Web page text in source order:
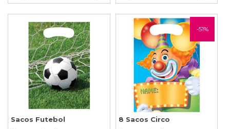
Sacos Futebol
-51%
8 Sacos Circo